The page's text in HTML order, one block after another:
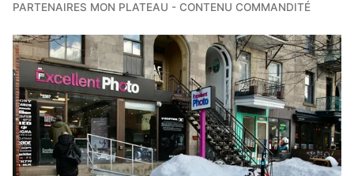
PARTENAIRES MON PLATEAU - CONTENU COMMANDITÉ